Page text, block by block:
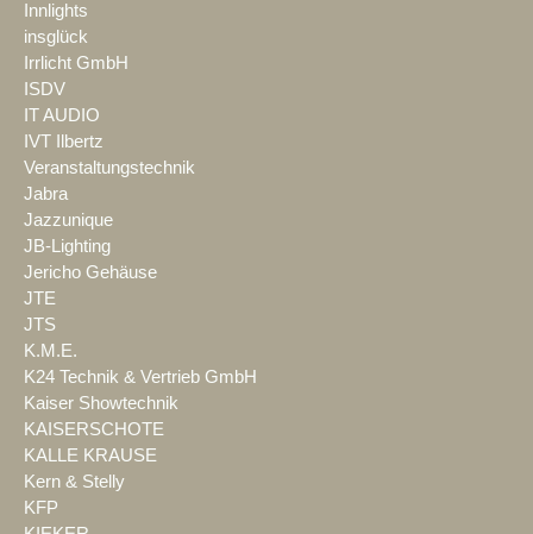
Innlights
insglück
Irrlicht GmbH
ISDV
IT AUDIO
IVT Ilbertz
Veranstaltungstechnik
Jabra
Jazzunique
JB-Lighting
Jericho Gehäuse
JTE
JTS
K.M.E.
K24 Technik & Vertrieb GmbH
Kaiser Showtechnik
KAISERSCHOTE
KALLE KRAUSE
Kern & Stelly
KFP